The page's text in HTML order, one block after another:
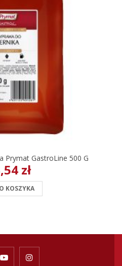
Prymat GastroLine 500 G
zł
KOSZYKA